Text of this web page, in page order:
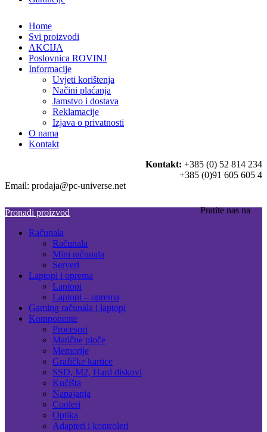
Home
Svi proizvodi
AKCIJA
Poslovnica ROVINJ
Informacije
Uvjeti korištenja
Načini plaćanja
Jamstvo i dostava
Reklamacije
Izjava o privatnosti
O nama
Kontakt
Kontakt: +385 (0) 52 814 234
+385 (0)91 605 605 4
Email: prodaja@pc-universe.net
Pratite nas na
Pronađi proizvod
Računala
Računala
Mini računala
Serveri
Laptopi i oprema
Laptopi
Laptopi – oprema
Gaming računala i laptopi
Komponente
Procesori
Matične ploče
Memorije
Grafičke kartice
SSD, M2, Hard diskovi
Kućišta
Napajanja
Cooleri
Optika
Adapteri i kontroleri